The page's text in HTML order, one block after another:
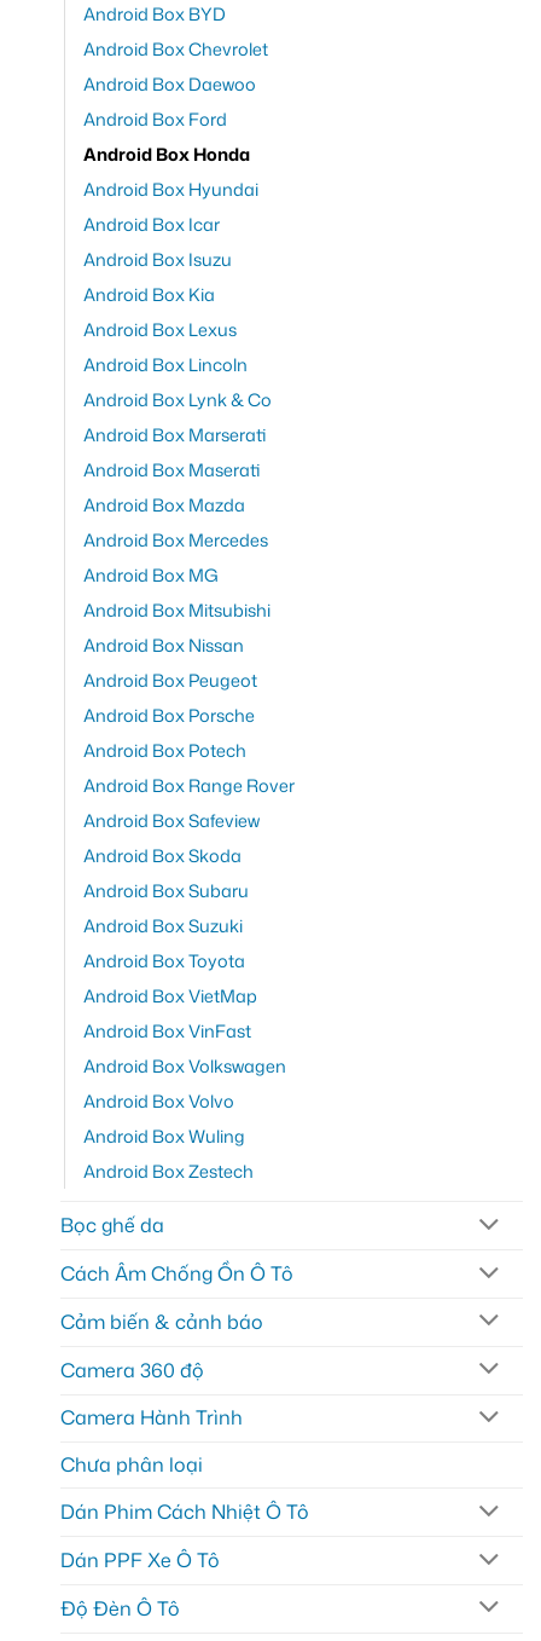
Android Box BYD
Android Box Chevrolet
Android Box Daewoo
Android Box Ford
Android Box Honda
Android Box Hyundai
Android Box Icar
Android Box Isuzu
Android Box Kia
Android Box Lexus
Android Box Lincoln
Android Box Lynk & Co
Android Box Marserati
Android Box Maserati
Android Box Mazda
Android Box Mercedes
Android Box MG
Android Box Mitsubishi
Android Box Nissan
Android Box Peugeot
Android Box Porsche
Android Box Potech
Android Box Range Rover
Android Box Safeview
Android Box Skoda
Android Box Subaru
Android Box Suzuki
Android Box Toyota
Android Box VietMap
Android Box VinFast
Android Box Volkswagen
Android Box Volvo
Android Box Wuling
Android Box Zestech
Bọc ghế da
Cách Âm Chống Ồn Ô Tô
Cảm biến & cảnh báo
Camera 360 độ
Camera Hành Trình
Chưa phân loại
Dán Phim Cách Nhiệt Ô Tô
Dán PPF Xe Ô Tô
Độ Đèn Ô Tô